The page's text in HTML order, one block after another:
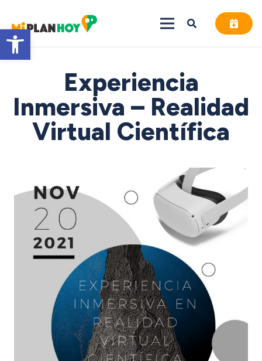
Abrir barra de herramientas
Experiencia
Inmersiva – Realidad
Virtual Científica